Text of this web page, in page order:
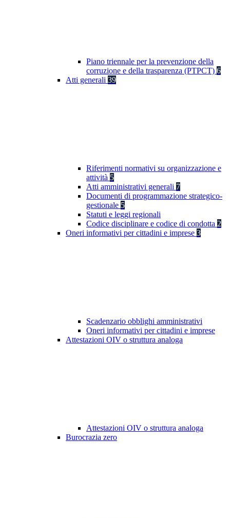
Piano triennale per la prevenzione della
corruzione e della trasparenza (PTPCT) 6
Atti generali 39
Riferimenti normativi su organizzazione e
attività 5
Atti amministrativi generali 7
Documenti di programmazione strategico-
gestionale 5
Statuti e leggi regionali
Codice disciplinare e codice di condotta 2
Oneri informativi per cittadini e imprese 3
Scadenzario obblighi amministrativi
Oneri informativi per cittadini e imprese
Attestazioni OIV o struttura analoga
Attestazioni OIV o struttura analoga
Burocrazia zero